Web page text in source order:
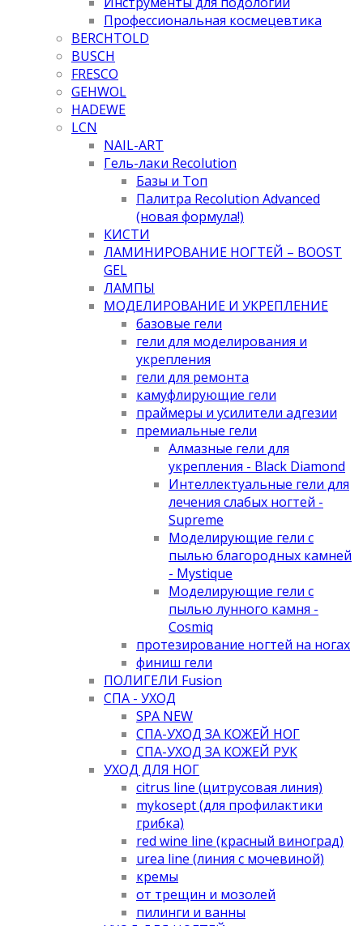
Профессиональная космецевтика
BERCHTOLD
BUSCH
FRESCO
GEHWOL
HADEWE
LCN
NAIL-ART
Гель-лаки Recolution
Базы и Топ
Палитра Recolution Advanced
(новая формула!)
КИСТИ
ЛАМИНИРОВАНИЕ НОГТЕЙ – BOOST
GEL
ЛАМПЫ
МОДЕЛИРОВАНИЕ И УКРЕПЛЕНИЕ
базовые гели
гели для моделирования и
укрепления
гели для ремонта
камуфлирующие гели
праймеры и усилители адгезии
премиальные гели
Алмазные гели для
укрепления - Black Diamond
Интеллектуальные гели для
лечения слабых ногтей -
Supreme
Моделирующие гели с
пылью благородных камней
- Mystique
Моделирующие гели с
пылью лунного камня -
Cosmiq
протезирование ногтей на ногах
финиш гели
ПОЛИГЕЛИ Fusion
СПА - УХОД
SPA NEW
СПА-УХОД ЗА КОЖЕЙ НОГ
СПА-УХОД ЗА КОЖЕЙ РУК
УХОД ДЛЯ НОГ
citrus line (цитрусовая линия)
mykosept (для профилактики
грибка)
red wine line (красный виноград)
urea line (линия с мочевиной)
кремы
от трещин и мозолей
пилинги и ванны